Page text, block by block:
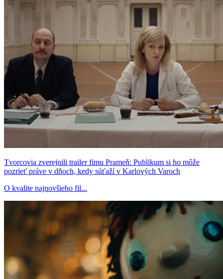
Tvorcovia zverejnili trailer fimu Prameň: Publikum si ho môže
pozrieť práve v dňoch, kedy súťaží v Karlových Varoch
O kvalite najnovšieho fil...